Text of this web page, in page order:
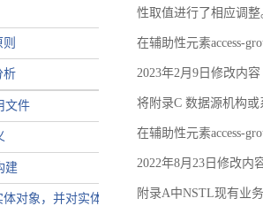
析
文件
建
体对象，并对实体对象命名
性取值进行了相应调整
在辅助性元素access-
2023年2月9日修改内容
将附录C 数据源机构或
在辅助性元素access-
2022年8月23日修改内
附录A中NSTL现有业